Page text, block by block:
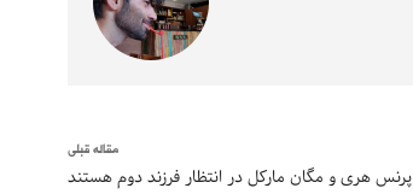
مقاله قبلی
پرنس هری و مگان مارکل در انتظار فرزند دوم هستند